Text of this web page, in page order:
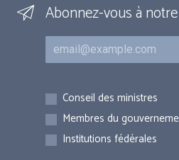
Abonnez-vous à
Courriel
Inscriptions
Conseil des ministres
Membres du
Institutions fédérales